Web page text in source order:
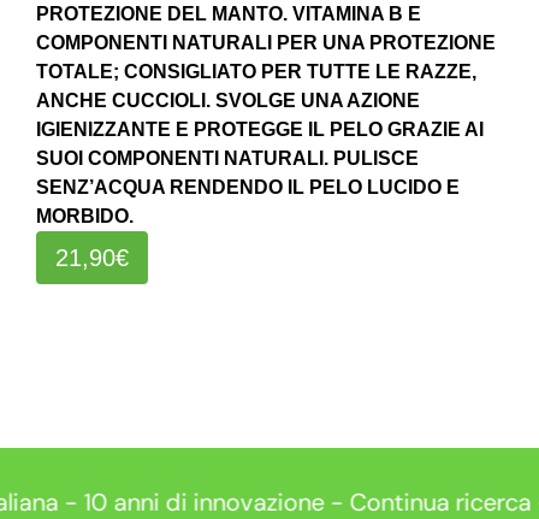
PROTEZIONE DEL MANTO. VITAMINA B E
COMPONENTI NATURALI PER UNA PROTEZIONE
TOTALE; CONSIGLIATO PER TUTTE LE RAZZE,
ANCHE CUCCIOLI. SVOLGE UNA AZIONE
IGIENIZZANTE E PROTEGGE IL PELO GRAZIE AI
SUOI COMPONENTI NATURALI. PULISCE
SENZ’ACQUA RENDENDO IL PELO LUCIDO E
MORBIDO.
21,90€
10 anni di innovazione - Continua ricerca -